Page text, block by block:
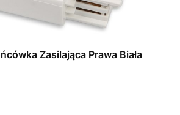
Zasilająca Prawa Biała